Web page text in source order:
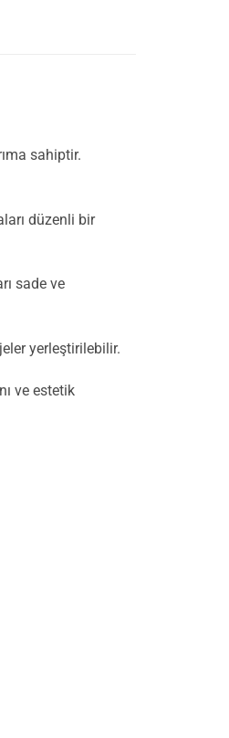
sahiptir.
düzenli bir
sade ve
yerleştirilebilir.
ve estetik